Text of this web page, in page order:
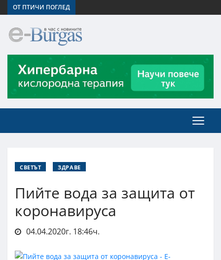
ОТ ПТИЧИ ПОГЛЕД
СВЕТЪТ ЗДРАВЕ
Пийте вода за защита от
коронавируса
04.04.2020г. 18:46ч.